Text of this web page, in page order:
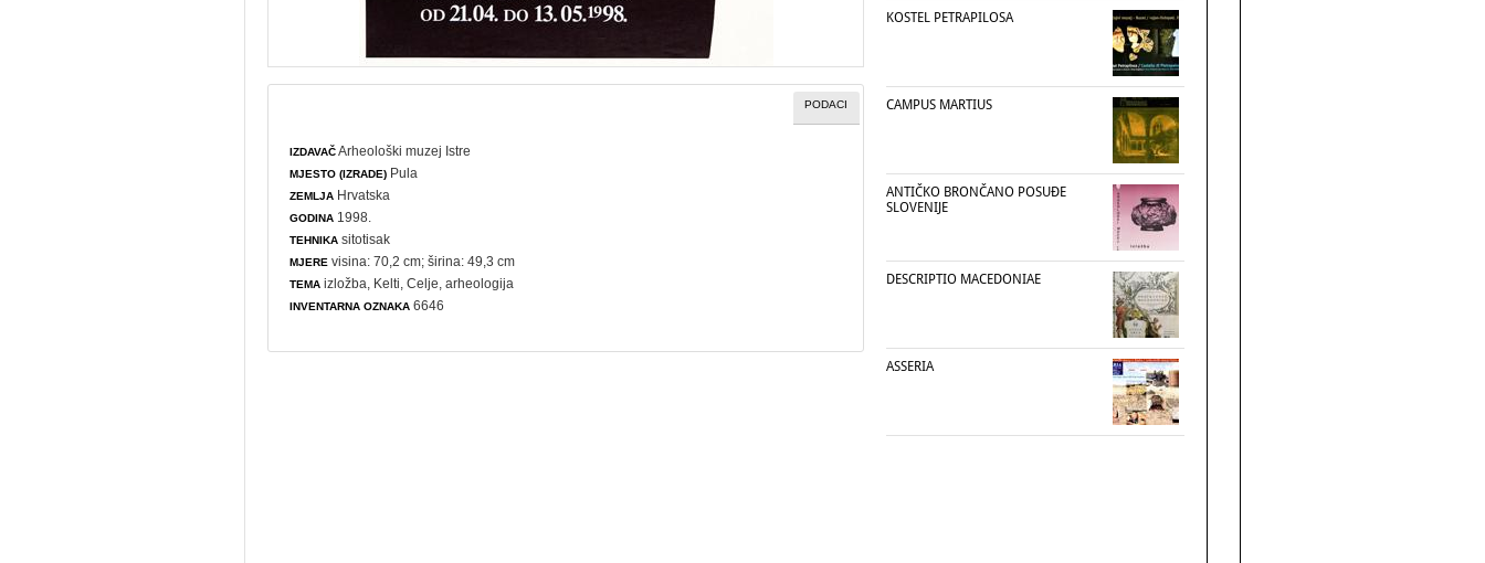
PODACI
IZDAVAČArheološki muzej Istre
MJESTO (IZRADE) Pula
ZEMLJA Hrvatska
GODINA 1998.
TEHNIKA sitotisak
MJERE visina: 70,2 cm; širina: 49,3 cm
TEMA izložba , Kelti, Celje,arheologija
INVENTARNA OZNAKA 6646
KOSTEL PETRAPILOSA
CAMPUS MARTIUS
ANTIČKO BRONČANO POSUĐE
SLOVENIJE
DESCRIPTIO MACEDONIAE
ASSERIA